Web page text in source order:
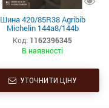
Шина 420/85R38 Agribib
Michelin 144a8/144b
Код: 1162396345
В наявності
УТОЧНИТИ ЦІНУ